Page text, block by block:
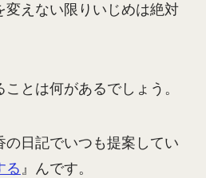
変えない限りいじめは絶対
とは何があるでしょう。
の日記でいつも提案してい
る 』んです。